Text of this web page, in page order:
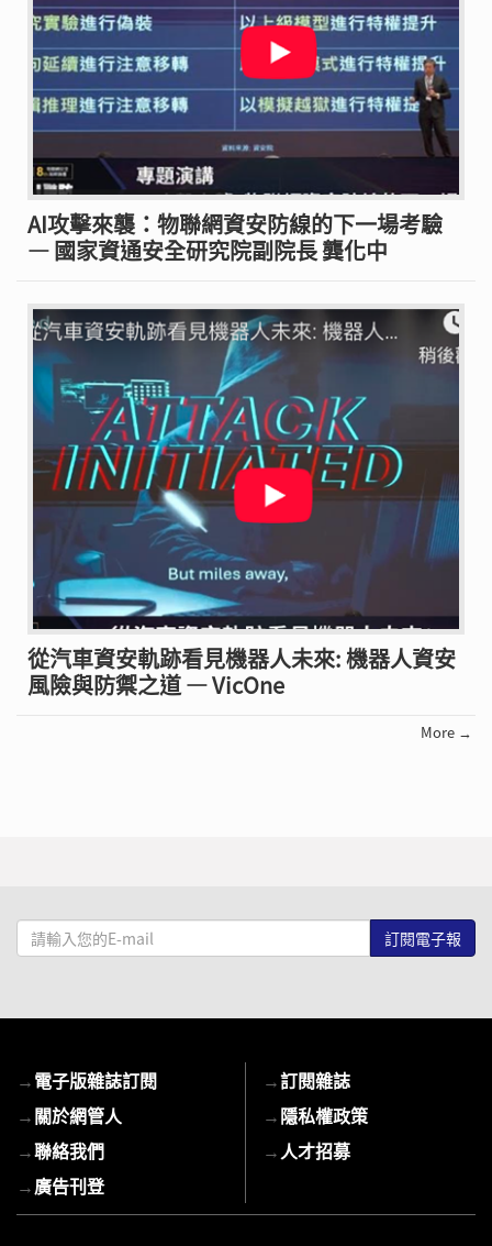
AI攻擊來襲：物聯網資安防線的下一場考驗
— 國家資通安全研究院副院長 龔化中
從汽車資安軌跡看見機器人未來: 機器人資安
風險與防禦之道 — VicOne
More →
請
輸
mail
→電子版雜誌訂閱
→關於網管人
→聯絡我們
→廣告刊登
→訂閱雜誌
→隱私權政策
→ 人才招募